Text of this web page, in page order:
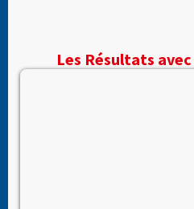
Les Résultats